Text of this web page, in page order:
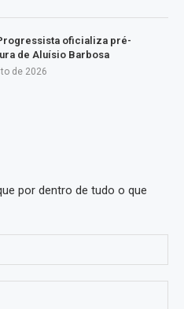
oficializa pré-
de Aluísio Barbosa
de 2026
por dentro de tudo o que